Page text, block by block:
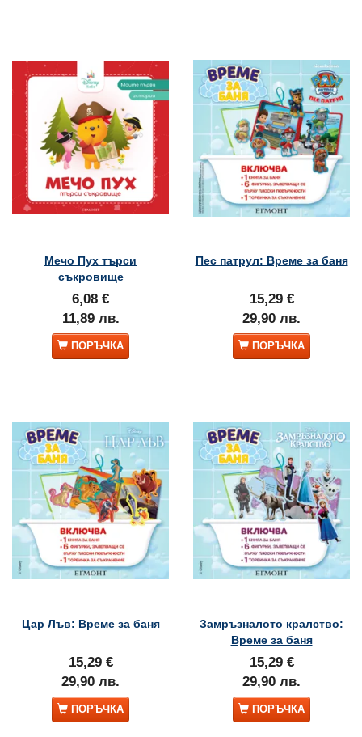
Мечо Пух търси
съкровище
6,08 €
11,89 лв.
ПОРЪЧКА
Пес патрул: Време за баня
15,29 €
29,90 лв.
ПОРЪЧКА
Цар Лъв: Време за баня
15,29 €
29,90 лв.
ПОРЪЧКА
Замръзналото кралство:
Време за баня
15,29 €
29,90 лв.
ПОРЪЧКА